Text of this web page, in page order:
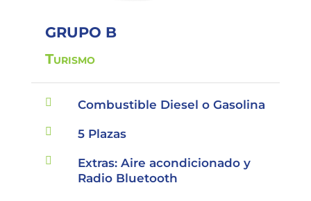
GRUPO B
Turismo
 Combustible Diesel o Gasolina
 5 Plazas

Extras: Aire acondicionado y
Radio Bluetooth